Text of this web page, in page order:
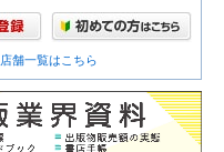
店舗一覧はこちら